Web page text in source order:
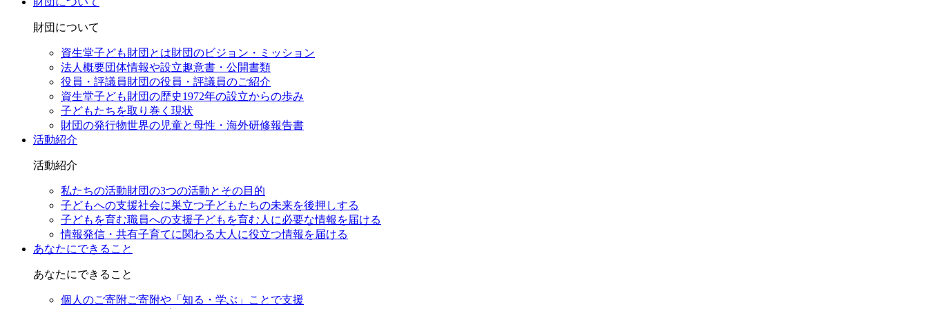
財団について
資生堂子ども財団とは財団のビジョン・ミッション
法人概要団体情報や設立趣意書・公開書類
役員・評議員財団の役員・評議員のご紹介
資生堂子ども財団の歴史1972年の設立からの歩み
子どもたちを取り巻く現状
財団の発行物世界の児童と母性・海外研修報告書
活動紹介
活動紹介
私たちの活動財団の3つの活動とその目的
子どもへの支援社会に巣立つ子どもたちの未来を後押しする
子どもを育む職員への支援子どもを育む人に必要な情報を届ける
情報発信・共有子育てに関わる大人に役立つ情報を届ける
あなたにできること
あなたにできること
個人のご寄附ご寄附や「知る・学ぶ」ことで支援